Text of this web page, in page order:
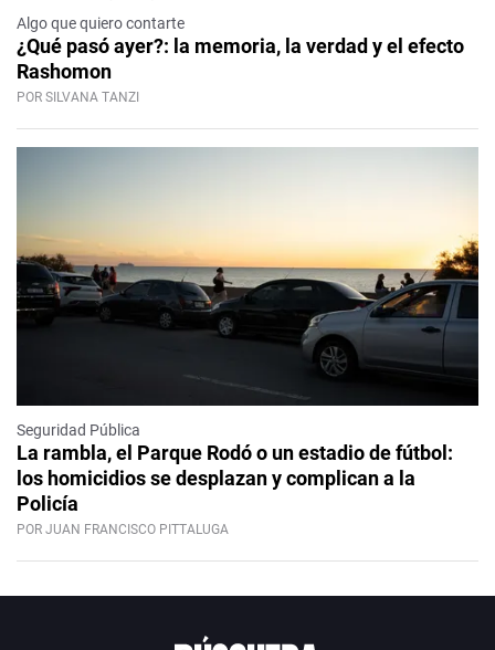
Algo que quiero contarte
¿Qué pasó ayer?: la memoria, la verdad y el efecto
Rashomon
POR SILVANA TANZI
Seguridad Pública
La rambla, el Parque Rodó o un estadio de fútbol:
los homicidios se desplazan y complican a la
Policía
POR JUAN FRANCISCO PITTALUGA